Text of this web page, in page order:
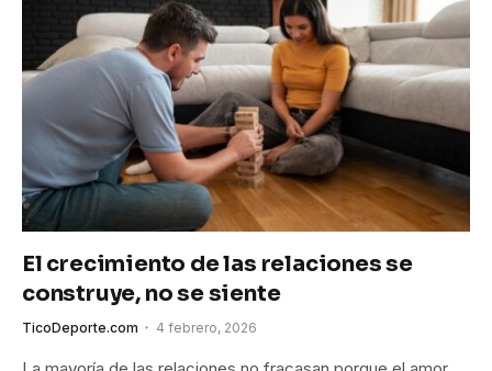
El crecimiento de las relaciones se
construye, no se siente
TicoDeporte.com 4 febrero, 2026